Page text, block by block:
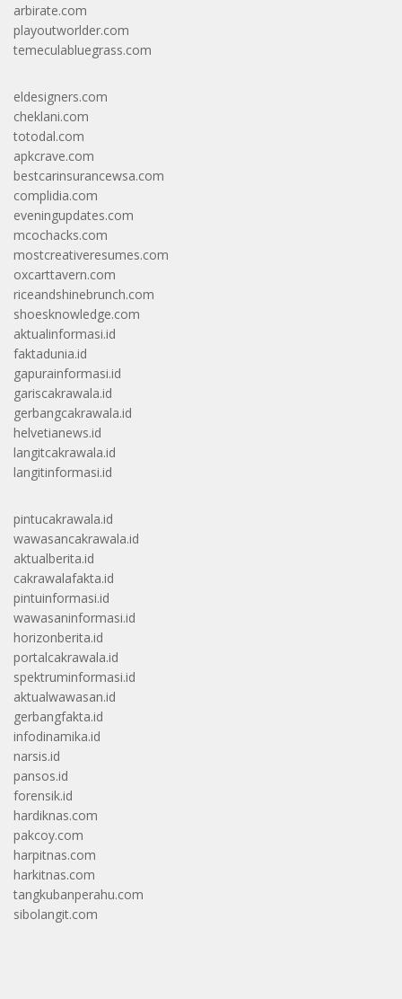
arbirate.com
playoutworlder.com
temeculabluegrass.com
eldesigners.com
cheklani.com
totodal.com
apkcrave.com
bestcarinsurancewsa.com
complidia.com
eveningupdates.com
mcochacks.com
mostcreativeresumes.com
oxcarttavern.com
riceandshinebrunch.com
shoesknowledge.com
aktualinformasi.id
faktadunia.id
gapurainformasi.id
gariscakrawala.id
gerbangcakrawala.id
helvetianews.id
langitcakrawala.id
langitinformasi.id
pintucakrawala.id
wawasancakrawala.id
aktualberita.id
cakrawalafakta.id
pintuinformasi.id
wawasaninformasi.id
horizonberita.id
portalcakrawala.id
spektruminformasi.id
aktualwawasan.id
gerbangfakta.id
infodinamika.id
narsis.id
pansos.id
forensik.id
hardiknas.com
pakcoy.com
harpitnas.com
harkitnas.com
tangkubanperahu.com
sibolangit.com